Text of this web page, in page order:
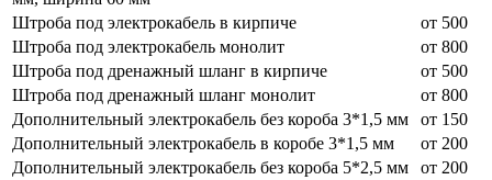
Штроба под электрокабель в кирпиче
от 500
Штроба под электрокабель монолит
от 800
Штроба под дренажный шланг в кирпиче
от 500
Штроба под дренажный шланг монолит
от 800
Дополнительный электрокабель без короба 3*1,5 мм
от 150
Дополнительный электрокабель в коробе 3*1,5 мм
от 200
Дополнительный электрокабель без короба 5*2,5 мм
от 200